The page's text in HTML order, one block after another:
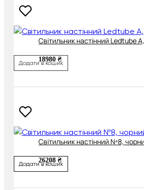
Світильник настінний Ledtube
18980 ₴
Додати в кошик
Світильник настінний Nº8,
26208 ₴
Додати в кошик